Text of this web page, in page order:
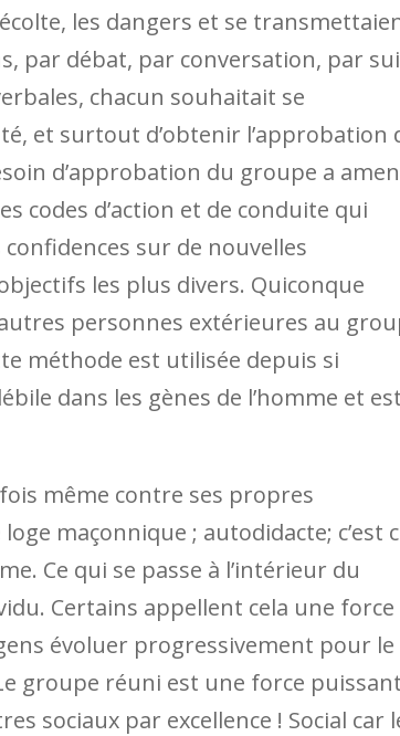
les dangers et se
par débat, par conversation, par
chacun souhaitait se
et surtout d’obtenir l’approbation
d’approbation du groupe a
codes d’action et de conduite qui
sur de nouvelles
les plus divers. Quiconque
personnes extérieures au
méthode est utilisée depuis si
dans les gènes de l’homme et
même contre ses propres
maçonnique ; autodidacte; c’est
Ce qui se passe à l’intérieur du
Certains appellent cela une force
évoluer progressivement pour le
groupe réuni est une force
sociaux par excellence ! Social car